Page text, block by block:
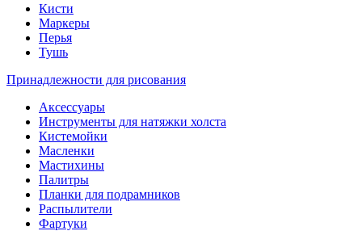
Кисти
Маркеры
Перья
Тушь
Принадлежности для рисования
Аксессуары
Инструменты для натяжки холста
Кистемойки
Масленки
Мастихины
Палитры
Планки для подрамников
Распылители
Фартуки